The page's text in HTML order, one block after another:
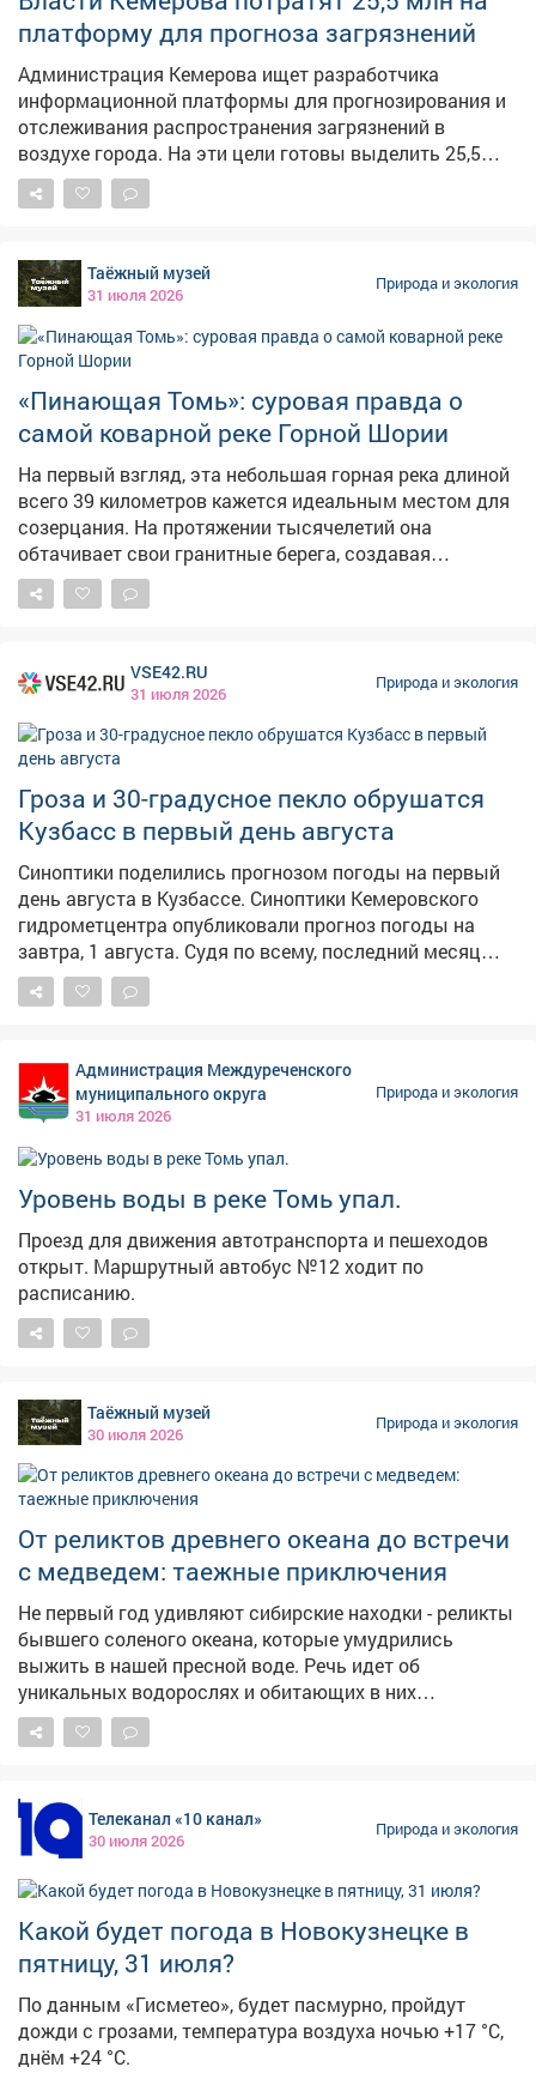
сооружения, откачивают воду с придомовых
территорий, восстанавливают канал и чистят русло
писала о том, что район Новокузнецка уходит под
воду – жителям предложили переехать в ПВР.
платформу для прогноза загрязнений
Администрация Кемерова ищет разработчика
информационной платформы для прогнозирования и
отслеживания распространения загрязнений в
воздухе города. На эти цели готовы выделить 25,5
миллиона рублей. Об этом сообщает ngs42.ru.
Платформа должна работать на основе данных о
интерактивный виджет. Заявки принимаются до 10
августа, победителя определят 12 августа. Сейчас у
жителей Кемерова нет официального источника для
мониторинга качества воздуха. Горожане пользуются
сторонними сайтами или платформой Минэкологии,
где публикуют информацию о режимах НМУ.
Таёжный музей
31 июля 2026
Природа и экология
«Пинающая Томь»: суровая правда о
самой коварной реке Горной Шории
На первый взгляд, эта небольшая горная река длиной
всего 39 километров кажется идеальным местом для
созерцания. На протяжении тысячелетий она
обтачивает свои гранитные берега, создавая
причудливые формы, словно искусный скульптор,
отсекающий всё лишнее. Теба - левый приток Томи.
буйный нрав. И этот нрав во всей красе раскрывается
находятся печально известные порог Брувер и
«Ленкина бочка». Эти названия даны не ради красного
словца - они хранят память о тех, кто утонул в этих
водах. Теба невероятно коварна. Сплав по ней требует
предельной осторожности, холодной головы и очень
серьезного уровня подготовки. Тайга ошибок не
прощает. В этот раз мы привезли из экспедиции три
почти одинаковых пейзажа. Мнения разделились,
поэтому мы решили довериться вам. Какая из этих
трех фотографий точнее всего передает суровый дух
Тебы? #Эхо_таёжного_края #Теба #Обзор_на_Шаман
VSE42.RU
31 июля 2026
Природа и экология
Гроза и 30-градусное пекло обрушатся
Кузбасс в первый день августа
Синоптики поделились прогнозом погоды на первый
день августа в Кузбассе. Синоптики Кемеровского
гидрометцентра опубликовали прогноз погоды на
завтра, 1 августа. Судя по всему, последний месяц
лета в Кузбассе начнется с жары. Так,ночью в
Кузбассе прогнозируется +13, +18°С, днем +25, +30°С.
м/с, днем – 17 м/с. Пройдут дожди и грозы, местами
могут быть туманы. В Кемерове ночью 1 августа
будет +16, +18°С, днем +27, +29°С. Порывы западного
Ожидается кратковременный дождь, днем местами
пройдет гроза. Также прогнозируются туманы.
Администрация Междуреченского
муниципального округа
31 июля 2026
Природа и экология
Уровень воды в реке Томь упал.
Проезд для движения автотранспорта и пешеходов
открыт. Маршрутный автобус №12 ходит по
расписанию.
Таёжный музей
30 июля 2026
Природа и экология
От реликтов древнего океана до встречи
с медведем: таежные приключения
Не первый год удивляют сибирские находки - реликты
бывшего соленого океана, которые умудрились
выжить в нашей пресной воде. Речь идет об
уникальных водорослях и обитающих в них
ракообразных. Несколько лет назад недалеко от
станции Казынет, в ручье с ледяной водой,
обнаружил эту диковину. Оказалось, что водоросль -
мощнейший эмульгатор. Если смешать ее с
подсолнечным маслом, оно превращается в молоко! А
добавив красящий порошок, мы получаем
полноценную водоэмульсионную краску. Проверено
на деле. Но и это не всё: в сыром виде водоросли
пахнут морской капустой, а при варке источают
невероятно аппетитный аромат рыбы.
Заинтригованный, я прихватил в электричку свой
мини-транспорт «Таракан» (на дефицитном бензине) и
высадился на заветной станции. Дорога до ручья
Телеканал «10 канал»
30 июля 2026
Природа и экология
Какой будет погода в Новокузнецке в
пятницу, 31 июля?
По данным «Гисметео», будет пасмурно, пройдут
дожди с грозами, температура воздуха ночью +17 °С,
днём +24 °С.